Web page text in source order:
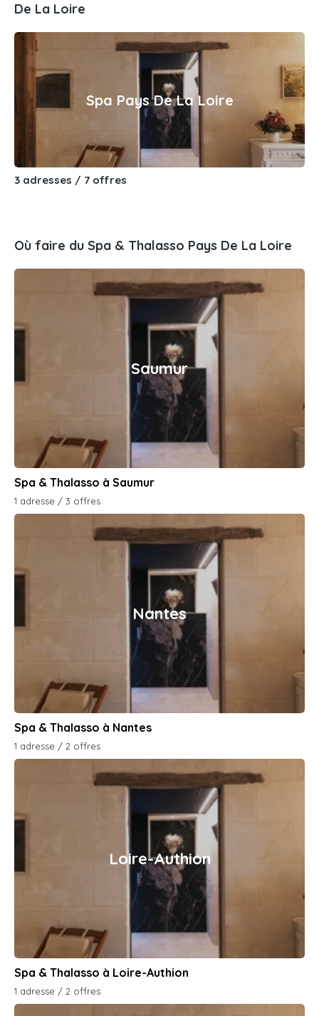
De La Loire
Spa Pays De La Loire
3 adresses / 7 offres
Où faire du Spa & Thalasso Pays De La Loire
Saumur
Spa & Thalasso à Saumur
1 adresse / 3 offres
Nantes
Spa & Thalasso à Nantes
1 adresse / 2 offres
Loire-Authion
Spa & Thalasso à Loire-Authion
1 adresse / 2 offres